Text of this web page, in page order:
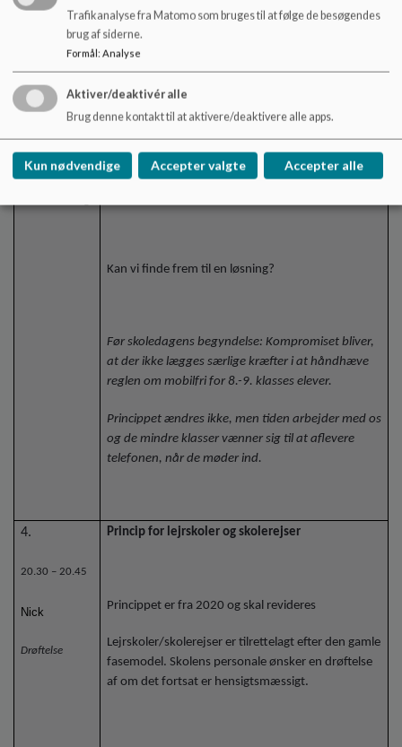
20.15 – 20.30
Nick
Drøftelse og
Mobilpolitikken er på langt de fleste områder
velfungerende og en succes. Skolen har peget på
udfordringer før/efter skoledagens
Kan vi finde frem til en løsning?
Før skoledagens begyndelse: Kompromiset bliver,
at der ikke lægges særlige kræfter i at håndhæve
reglen om mobilfri for 8.-9. klasses elever.
Princippet ændres ikke, men tiden arbejder med os
og de mindre klasser vænner sig til at aflevere
telefonen, når de møder ind.
4.
20.30 – 20.45
Nick
Drøftelse
Princip for lejrskoler og skolerejser
Princippet er fra 2020 og skal revideres
Lejrskoler/skolerejser er tilrettelagt efter den gamle
fasemodel. Skolens personale ønsker en drøftelse
af om det fortsat er hensigtsmæssigt.
Trafikanalyse fra Matomo som bruges til at følge de besøgendes
brug af siderne.
Formål: Analyse
Aktiver/deaktivér alle
Brug denne kontakt til at aktivere/deaktivere alle apps.
Kun nødvendige Accepter valgte Accepter alle